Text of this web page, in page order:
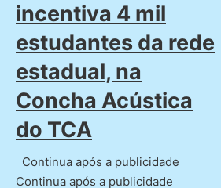
incentiva 4 mil
estudantes da rede
estadual, na
Concha Acústica
do TCA
Continua após a publicidade
Continua após a publicidade